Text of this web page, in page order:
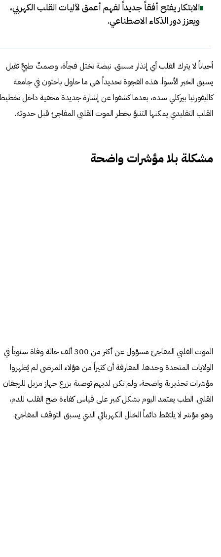
الابتكار يفتح أفقاً جديداً لفهم أعمق لآليات القلب الكهربي،
ويعزز دور الذكاء الاصطناعي.
أحياناً لا يترك القلب أي إنذار مسبق. نبضة تختل فجأة، وصمتٌ طبيٌّ ثقيل
يسبق الخبر الأسوأ. هذه الفجوة تحديداً هي ما حاول باحثون في جامعة
كاليفورنيا بيركلي سده، بعدما كشفوا عن إشارة جديدة مخفية داخل
القلب التقليدي يمكنها التنبؤ بخطر الموت القلبي المفاجئ قبل حدوثه.
مشكلة بلا مؤشرات واضحة
الموت القلبي المفاجئ مسؤول عن أكثر من 300 ألف حالة وفاة سنوياً في
الولايات المتحدة وحدها. المفارقة أن كثيراً من هؤلاء المرضى لم يُظهروا
مؤشرات تحذيرية واضحة، ولم تكن لديهم توصية بزرع جهاز مزيل للرجفان
القلبي. الطب يعتمد اليوم بشكل كبير على قياس كفاءة ضخ القلب للدم،
وهو مؤشر لا يلتقط دائماً الخلل الكهربائي الذي يسبق التوقف المفاجئ.